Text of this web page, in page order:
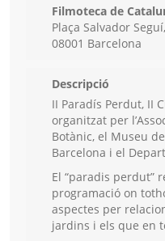
Filmoteca de
Plaça Salvador
08001 Barcelona
Descripció
II Paradís Perdut, II
organitzat per
Botànic, el Museu
Barcelona i el
El “paradis perdut”
programació on
aspectes per
jardins i els que en